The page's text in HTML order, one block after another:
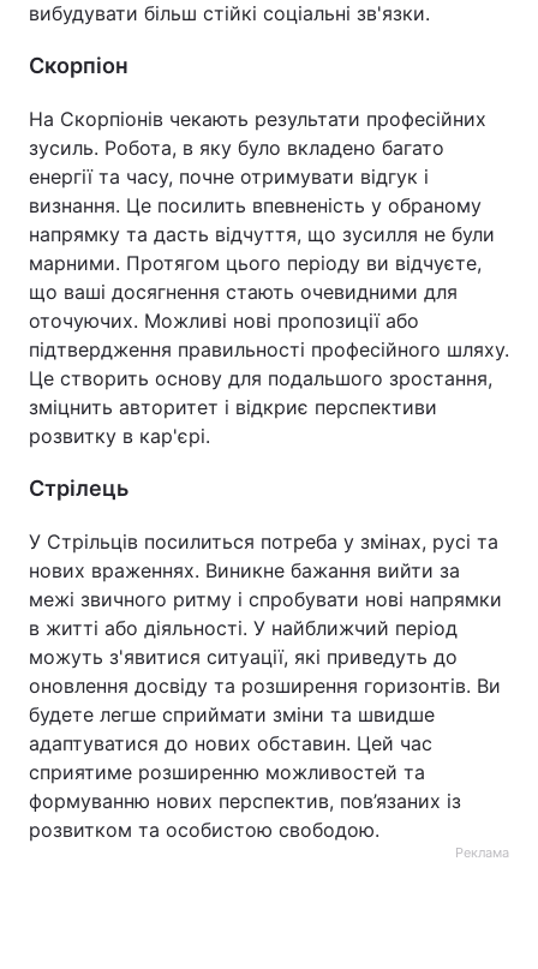
вибудувати більш стійкі соціальні зв'язки.
Скорпіон
На Скорпіонів чекають результати професійних
зусиль. Робота, в яку було вкладено багато
енергії та часу, почне отримувати відгук і
визнання. Це посилить впевненість у обраному
напрямку та дасть відчуття, що зусилля не були
марними. Протягом цього періоду ви відчуєте,
що ваші досягнення стають очевидними для
оточуючих. Можливі нові пропозиції або
підтвердження правильності професійного шляху.
Це створить основу для подальшого зростання,
зміцнить авторитет і відкриє перспективи
розвитку в кар'єрі.
Стрілець
У Стрільців посилиться потреба у змінах, русі та
нових враженнях. Виникне бажання вийти за
межі звичного ритму і спробувати нові напрямки
в житті або діяльності. У найближчий період
можуть з'явитися ситуації, які приведуть до
оновлення досвіду та розширення горизонтів. Ви
будете легше сприймати зміни та швидше
адаптуватися до нових обставин. Цей час
сприятиме розширенню можливостей та
формуванню нових перспектив, пов’язаних із
розвитком та особистою свободою.
Реклама